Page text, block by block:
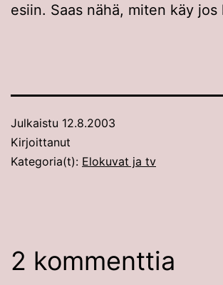
esiin. Saas nähä, miten käy jos
Julkaistu 12.8.2003
Kirjoittanut
Kategoria(t): Elokuvat ja tv
2 kommenttia